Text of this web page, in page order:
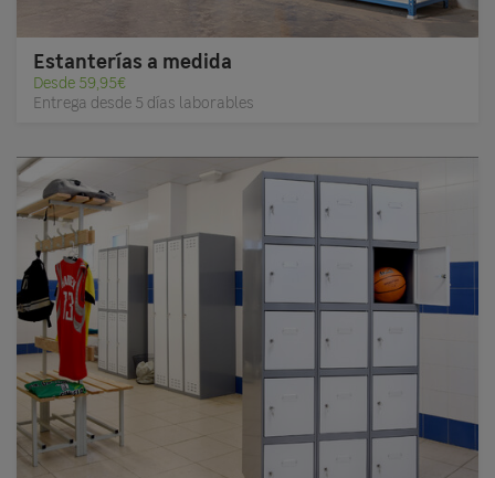
Estanterías a medida
Desde 59,95€
Entrega desde 5 días laborables